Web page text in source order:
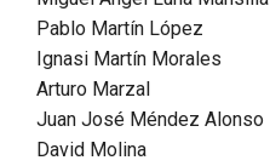
Pablo Martín López
Ignasi Martín Morales
Arturo Marzal
Juan José Méndez Alonso
David Molina